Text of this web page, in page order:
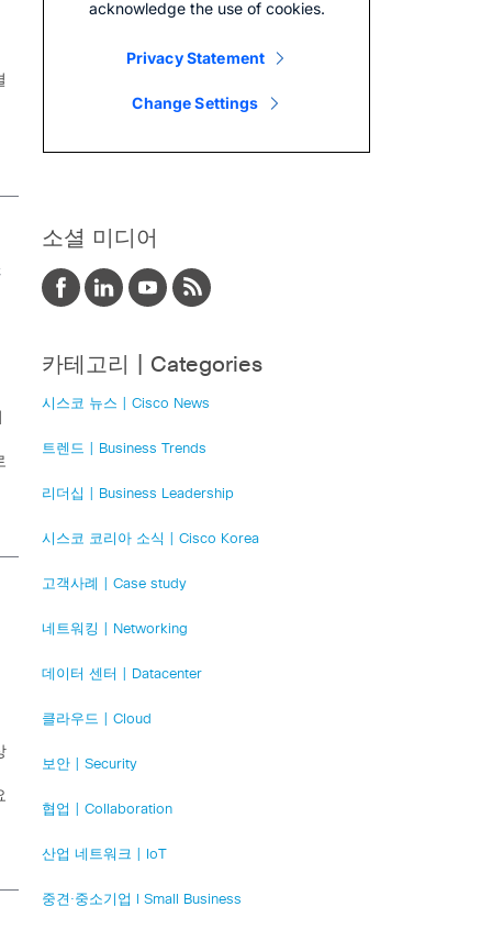
소셜 미디어
카테고리 | Categories
시스코 뉴스 | Cisco News
트렌드 | Business Trends
리더십 | Business Leadership
시스코 코리아 소식 | Cisco Korea
고객사례 | Case study
네트워킹 | Networking
데이터 센터 | Datacenter
클라우드 | Cloud
보안 | Security
협업 | Collaboration
산업 네트워크 | IoT
중견·중소기업 l Small Business